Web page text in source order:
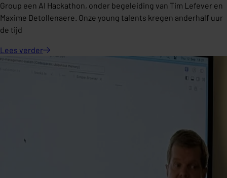
Group een AI Hackathon, onder begeleiding van Tim Lefever en
Maxime Detollenaere. Onze young talents kregen anderhalf uur
de tijd
Lees verder